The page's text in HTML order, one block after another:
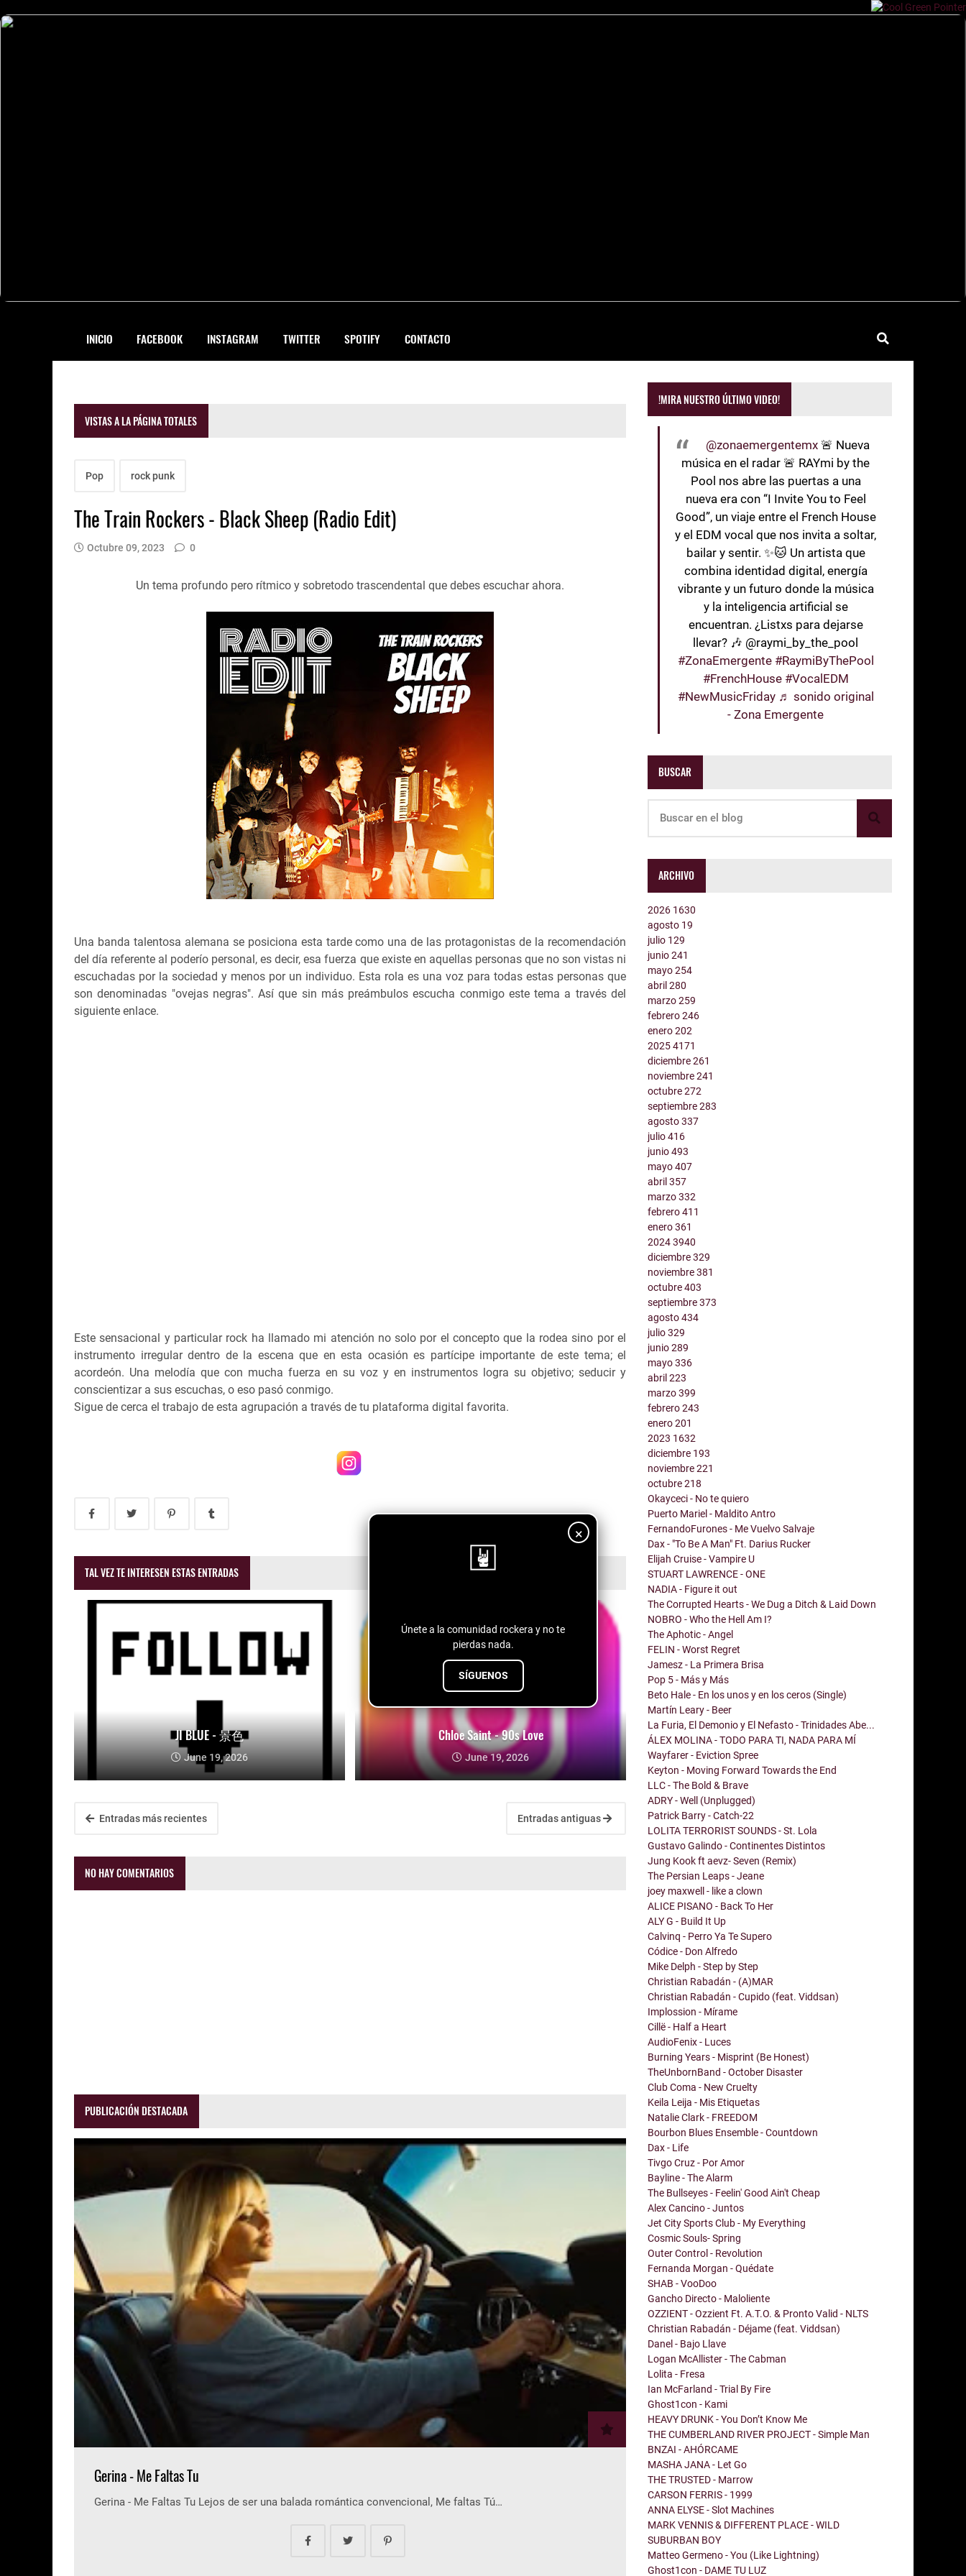
INICIO FACEBOOK INSTAGRAM TWITTER SPOTIFY CONTACTO
×
Únete a la comunidad rockera y no te
pierdas nada.
SÍGUENOS
VISTAS A LA PÁGINA TOTALES
Pop rock punk
The Train Rockers - Black Sheep (Radio Edit)
Octubre 09, 2023 0
Un tema profundo pero rítmico y sobretodo trascendental que debes escuchar ahora.
Una banda talentosa alemana se posiciona esta tarde como una de las protagonistas de la recomendación
del día referente al poderío personal, es decir, esa fuerza que existe en aquellas personas que no son vistas ni
escuchadas por la sociedad y menos por un individuo. Esta rola es una voz para todas estas personas que
son denominadas "ovejas negras". Así que sin más preámbulos escucha conmigo este tema a través del
siguiente enlace.
Este sensacional y particular rock ha llamado mi atención no solo por el concepto que la rodea sino por el
instrumento irregular dentro de la escena que en esta ocasión es partícipe importante de este tema; el
acordeón. Una melodía que con mucha fuerza en su voz y en instrumentos logra su objetivo; seducir y
conscientizar a sus escuchas, o eso pasó conmigo.
Sigue de cerca el trabajo de esta agrupación a través de tu plataforma digital favorita.
TAL VEZ TE INTERESEN ESTAS ENTRADAS
JI BLUE - 景色
June 19, 2026
Chloe Saint - 90s Love
June 19, 2026
Entradas más recientes Entradas antiguas
NO HAY COMENTARIOS
PUBLICACIÓN DESTACADA
Gerina - Me Faltas Tu
Gerina - Me Faltas Tu Lejos de ser una balada romántica convencional, Me faltas Tú…
!MIRA NUESTRO ÚLTIMO VIDEO!
@zonaemergentemx 🚨 Nueva
música en el radar 🚨 RAYmi by the
Pool nos abre las puertas a una
nueva era con “I Invite You to Feel
Good”, un viaje entre el French House
y el EDM vocal que nos invita a soltar,
bailar y sentir. ✨🐱 Un artista que
combina identidad digital, energía
vibrante y un futuro donde la música
y la inteligencia artificial se
encuentran. ¿Listxs para dejarse
llevar? 🎶 @raymi_by_the_pool
#ZonaEmergente #RaymiByThePool
#FrenchHouse #VocalEDM
#NewMusicFriday ♬ sonido original
- Zona Emergente
BUSCAR
ARCHIVO
2026 1630
agosto 19
julio 129
junio241
mayo254
abril280
marzo259
febrero246
enero202
20254171
diciembre261
noviembre241
octubre272
septiembre283
agosto337
julio416
junio493
mayo407
abril357
marzo332
febrero411
enero361
20243940
diciembre329
noviembre381
octubre403
septiembre373
agosto434
julio329
junio289
mayo336
abril223
marzo399
febrero243
enero201
2023 1632
diciembre 193
noviembre221
octubre218
Okayceci - No te quiero
Puerto Mariel - Maldito Antro
FernandoFurones - Me Vuelvo Salvaje
Dax - "To Be A Man" Ft. Darius Rucker
Elijah Cruise - Vampire U
STUART LAWRENCE - ONE
NADIA - Figure it out
The Corrupted Hearts - We Dug a Ditch & Laid Down
NOBRO - Who the Hell Am I?
The Aphotic - Angel
FELIN - Worst Regret
Jamesz - La Primera Brisa
Pop 5 - Más y Más
Beto Hale - En los unos y en los ceros (Single)
Martín Leary - Beer
La Furia, El Demonio y El Nefasto - Trinidades Abe...
ÁLEX MOLINA - TODO PARA TI, NADA PARA MÍ
Wayfarer - Eviction Spree
Keyton - Moving Forward Towards the End
LLC - The Bold & Brave
ADRY - Well (Unplugged)
Patrick Barry - Catch-22
LOLITA TERRORIST SOUNDS - St. Lola
Gustavo Galindo - Continentes Distintos
Jung Kook ft aevz- Seven (Remix)
The Persian Leaps - Jeane
joey maxwell - like a clown
ALICE PISANO - Back To Her
ALY G - Build It Up
Calvinq - Perro Ya Te Supero
Códice - Don Alfredo
Mike Delph - Step by Step
Christian Rabadán - (A)MAR
Christian Rabadán - Cupido (feat. Viddsan)
Implossion - Mírame
Cillë - Half a Heart
AudioFenix - Luces
Burning Years - Misprint (Be Honest)
TheUnbornBand - October Disaster
Club Coma - New Cruelty
Keila Leija - Mis Etiquetas
Natalie Clark - FREEDOM
Bourbon Blues Ensemble - Countdown
Dax - Life
Tivgo Cruz - Por Amor
Bayline - The Alarm
The Bullseyes - Feelin' Good Ain't Cheap
Alex Cancino - Juntos
Jet City Sports Club - My Everything
Cosmic Souls- Spring
Outer Control - Revolution
Fernanda Morgan - Quédate
SHAB - VooDoo
Gancho Directo - Maloliente
OZZIENT - Ozzient Ft. A.T.O. & Pronto Valid - NLTS
Christian Rabadán - Déjame (feat. Viddsan)
Danel - Bajo Llave
Logan McAllister - The Cabman
Lolita - Fresa
Ian McFarland - Trial By Fire
Ghost1con - Kami
HEAVY DRUNK - You Don’t Know Me
THE CUMBERLAND RIVER PROJECT - Simple Man
BNZAI - AHÓRCAME
MASHA JANA - Let Go
THE TRUSTED - Marrow
CARSON FERRIS - 1999
ANNA ELYSE - Slot Machines
MARK VENNIS & DIFFERENT PLACE - WILD
SUBURBAN BOY
Matteo Germeno - You (Like Lightning)
Ghost1con - DAME TU LUZ